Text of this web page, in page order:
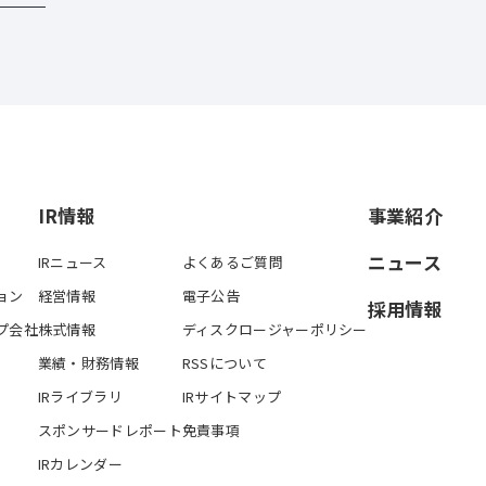
ン
会社
IR情報
IRニュース
経営情報
株式情報
業績・財務情報
IRライブラリ
スポンサードレポート
IRカレンダー
よくあるご質問
電子公告
ディスクロージャーポリシー
RSSについて
IRサイトマップ
免責事項
事業紹介
ニュース
採用情報